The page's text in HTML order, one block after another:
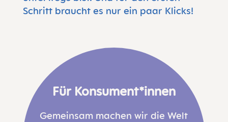
Schritt braucht es nur ein paar Klicks!
Für Konsument*innen
Gemeinsam machen wir die Welt